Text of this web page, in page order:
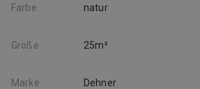
Farbe natur
Größe 25m²
Marke Dehner